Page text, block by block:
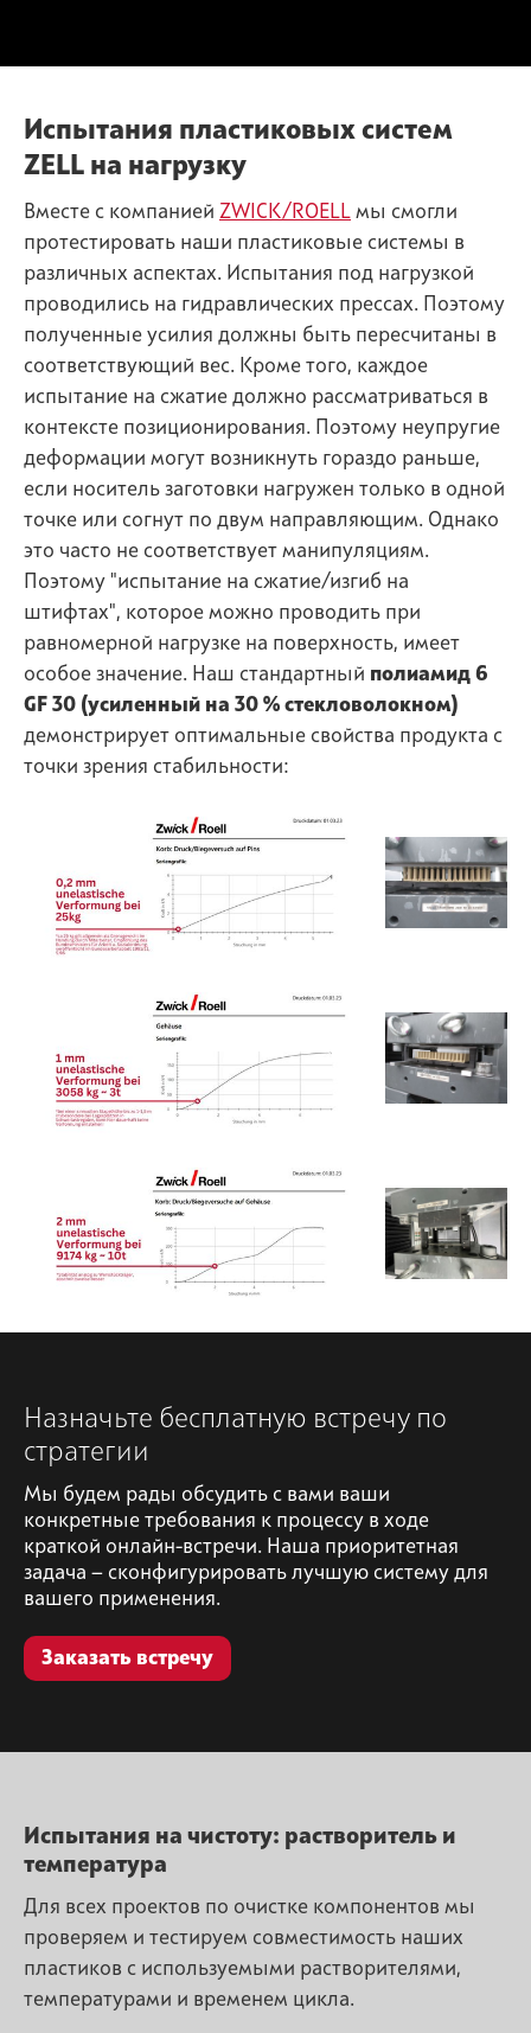
Испытания пластиковых систем
ZELL на нагрузку
Вместе с компанией ZWICK/ROELL мы смогли
протестировать наши пластиковые системы в
различных аспектах. Испытания под нагрузкой
проводились на гидравлических прессах. Поэтому
полученные усилия должны быть пересчитаны в
соответствующий вес. Кроме того, каждое
испытание на сжатие должно рассматриваться в
контексте позиционирования. Поэтому неупругие
деформации могут возникнуть гораздо раньше,
если носитель заготовки нагружен только в одной
точке или согнут по двум направляющим. Однако
это часто не соответствует манипуляциям.
Поэтому "испытание на сжатие/изгиб на
штифтах", которое можно проводить при
равномерной нагрузке на поверхность, имеет
особое значение. Наш стандартный полиамид 6
GF 30 (усиленный на 30 % стекловолокном)
демонстрирует оптимальные свойства продукта с
точки зрения стабильности:
Назначьте бесплатную встречу по
стратегии
Мы будем рады обсудить с вами ваши
конкретные требования к процессу в ходе
краткой онлайн-встречи. Наша приоритетная
задача — сконфигурировать лучшую систему для
вашего применения.
Заказать встречу
Испытания на чистоту: растворитель и
температура
Для всех проектов по очистке компонентов мы
проверяем и тестируем совместимость наших
пластиков с используемыми растворителями,
температурами и временем цикла.